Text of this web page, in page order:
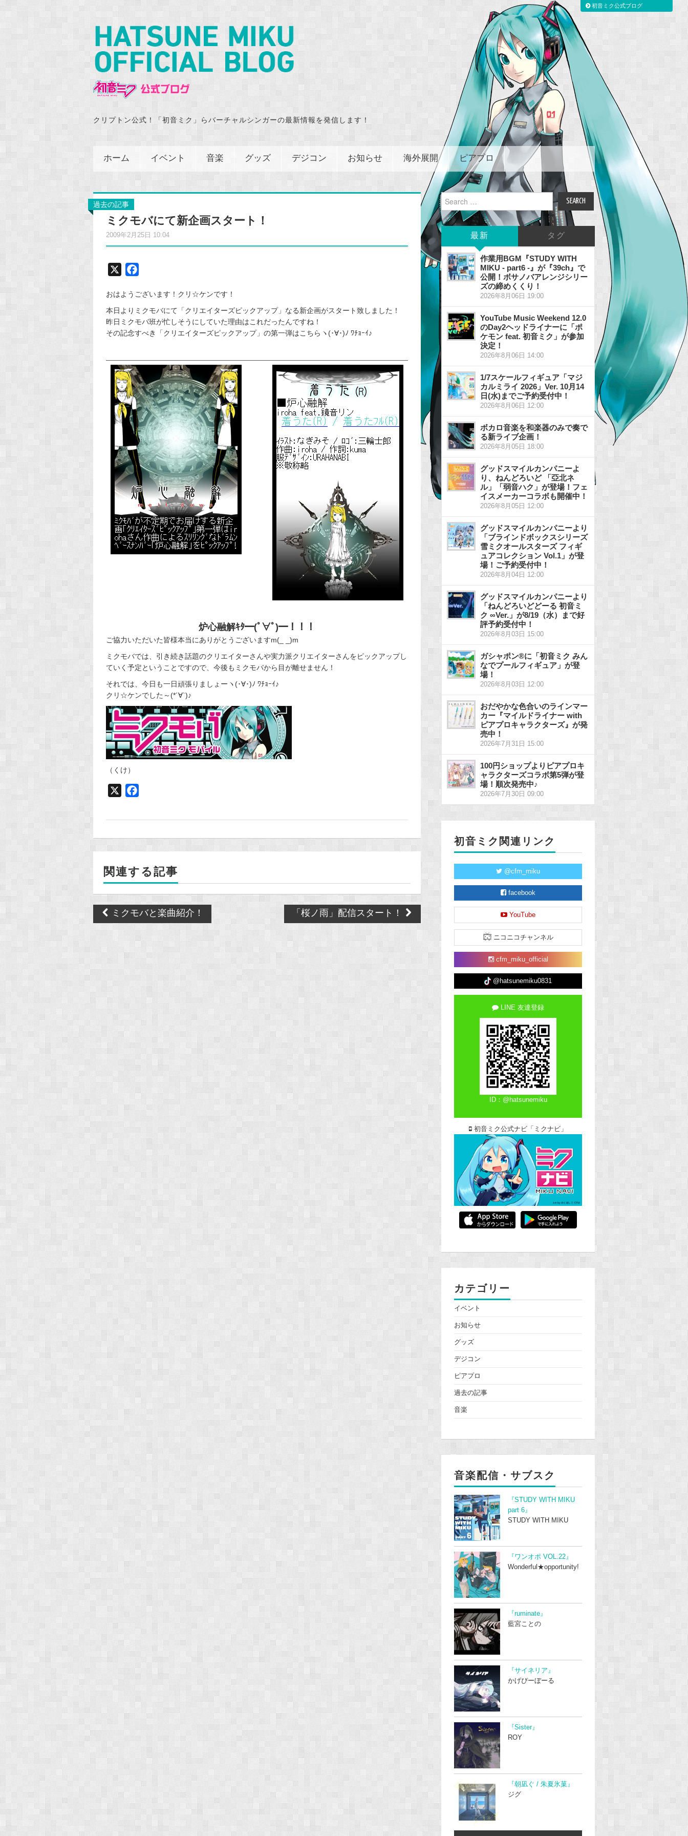
クリプトン公式！「初音ミク」らバーチャルシンガーの最新情報を発信します！
ホーム イベント 音楽 グッズ デジコン お知らせ 海外展開 ピアプロ
過去の記事
ミクモバにて新企画スタート！
2009年2月25日 10:04
c
e
b
o
k
おはようございます！クリ☆ケンです！
本日よりミクモバにて「クリエイターズピックアップ」なる新企画がスタート致しました！
昨日ミクモバ班が忙しそうにしていた理由はこれだったんですね！
その記念すべき「クリエイターズピックアップ」の第一弾はこちらヽ(･∀･)ﾉ ﾜﾁｮｰｲ♪
炉心融解ｷﾀ━(ﾟ∀ﾟ)━！！！
ご協力いただいた皆様本当にありがとうございますm(_ _)m
ミクモバでは、引き続き話題のクリエイターさんや実力派クリエイターさんをピックアップし
ていく予定ということですので、今後もミクモバから目が離せません！
それでは、今日も一日頑張りましょーヽ(･∀･)ﾉ ﾜﾁｮｰｲ♪
クリ☆ケンでした～(*´∀`)♪
（くけ）
o
k
関連する記事
Post
navigation
ミクモバと楽曲紹介！ 「桜ノ雨」配信スタート！
Search
for:
最新 タグ
作業用BGM『STUDY WITH
MIKU - part6 -』が『39ch』で
公開！ボサノバアレンジシリー
ズの締めくくり！
2026年8月06日 19:00
YouTube Music Weekend 12.0
のDay2ヘッドライナーに「ポ
ケモン feat. 初音ミク」が参加
決定！
2026年8月06日 14:00
1/7スケールフィギュア「マジ
カルミライ 2026」Ver. 10月14
日(水)までご予約受付中！
2026年8月06日 12:00
ボカロ音楽を和楽器のみで奏で
る新ライブ企画！
2026年8月05日 18:00
グッドスマイルカンパニーよ
り、ねんどろいど 「亞北ネ
ル」「弱音ハク」が登場！フェ
イスメーカーコラボも開催中！
2026年8月05日 12:00
グッドスマイルカンパニーより
「ブラインドボックスシリーズ
雪ミクオールスターズ フィギ
ュアコレクション Vol.1」が登
場！ご予約受付中！
2026年8月04日 12:00
グッドスマイルカンパニーより
「ねんどろいどどーる 初音ミ
ク ∞Ver.」が8/19（水）まで好
評予約受付中！
2026年8月03日 15:00
ガシャポン®に「初音ミク みん
なでプールフィギュア」が登
場！
2026年8月03日 12:00
おだやかな色合いのラインマー
カー『マイルドライナー with
ピアプロキャラクターズ』が発
売中！
2026年7月31日 15:00
100円ショップよりピアプロキ
ャラクターズコラボ第5弾が登
場！順次発売中♪
2026年7月30日 09:00
初音ミク関連リンク
@cfm_miku
facebook
YouTube
ニコニコチャンネル
cfm_miku_official
@hatsunemiku0831
LINE 友達登録
ID：@hatsunemiku
初音ミク公式ナビ「ミクナビ」
カテゴリー
イベント
お知らせ
グッズ
デジコン
ピアプロ
過去の記事
音楽
音楽配信・サブスク
『STUDY WITH MIKU
part 6』
STUDY WITH MIKU
『ワンオポ VOL.22』
Wonderful★opportunity!
『ruminate』
藍宮ことの
『サイネリア』
かげぴーぼーる
『Sister』
ROY
『朝凪ぐ / 朱夏氷菓』
ジグ
初音ミク公式ブログ